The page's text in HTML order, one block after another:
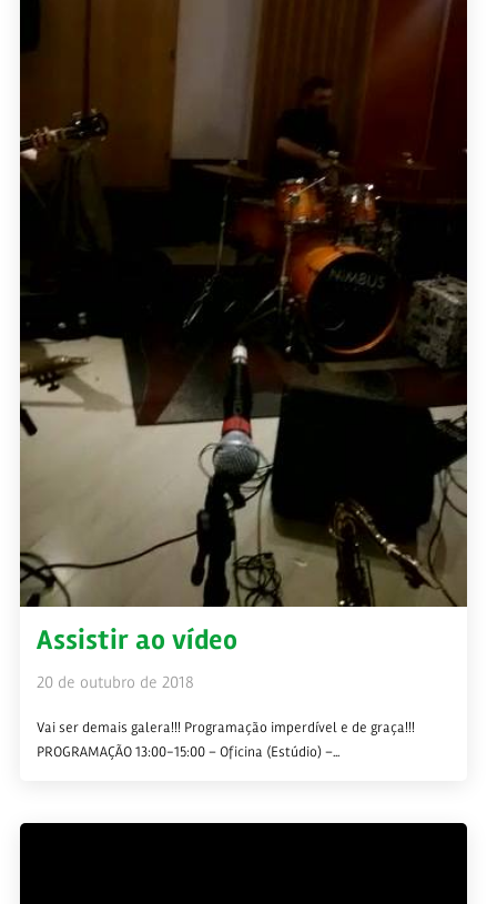
Assistir ao vídeo
20 de outubro de 2018
Vai ser demais galera!!! Programação imperdível e de graça!!!
PROGRAMAÇÃO 13:00-15:00 – Oficina (Estúdio) –...